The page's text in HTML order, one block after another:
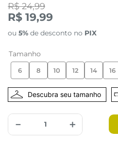
R$ 24,99
R$ 19,99
ou 5% de desconto no PIX
Tamanho
6 8 10 12 14 16
＋
－